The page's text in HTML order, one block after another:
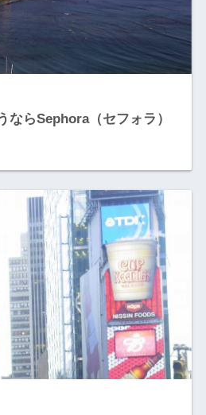
ならSephora（セフォラ）